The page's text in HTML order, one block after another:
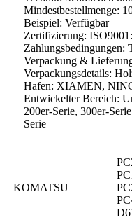
Mindestbestellmenge:
Beispiel: Verfügbar
Zertifizierung:
Zahlungsbedingungen:
Verpackung &
Verpackungsdetails:
Hafen: XIAMEN,
Entwickelter Bereich:
200er-Serie, 300er-
Serie
KOMATSU